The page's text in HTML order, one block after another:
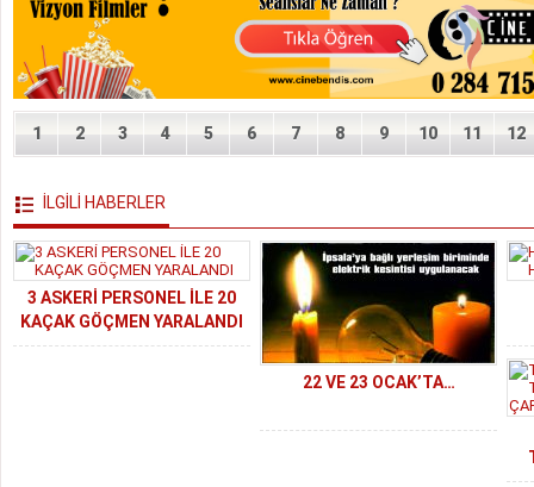
1 2 3 4 5 6 7 8 9 10 11 12
İLGİLİ HABERLER
3 ASKERİ PERSONEL İLE 20
KAÇAK GÖÇMEN YARALANDI
22 VE 23 OCAK’TA…